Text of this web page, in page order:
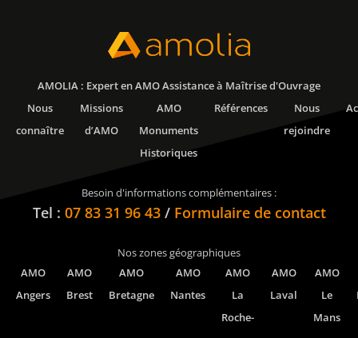
AMOLIA : Expert en AMO Assistance à Maîtrise d'Ouvrage
Nous
connaître
Missions
d’AMO
AMO
Monuments
Historiques
Références
Nous
rejoindre
Besoin d'informations complémentaires :
Tel : 07 83 31 96 43/ Formulaire de contact
Nos zones géographiques
AMO
Angers
AMO
Brest
AMO
Bretagne
AMO
Nantes
AMO
La
Roche-
AMO
Laval
AMO
Le
Mans